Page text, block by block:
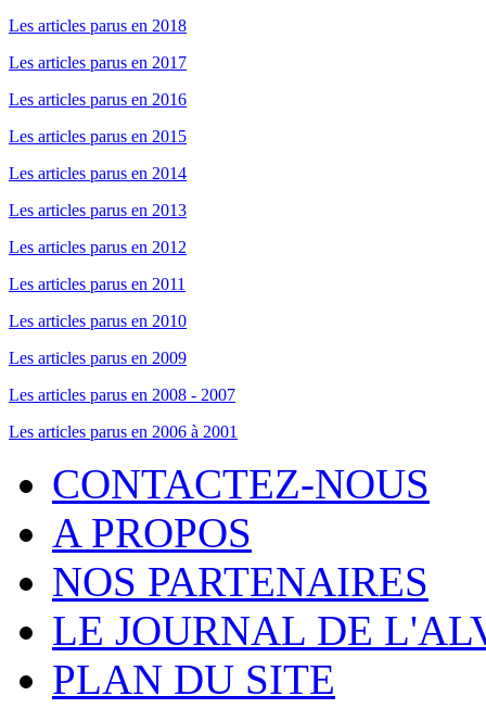
Les articles parus en 2018
Les articles parus en 2017
Les articles parus en 2016
Les articles parus en 2015
Les articles parus en 2014
Les articles parus en 2013
Les articles parus en 2012
Les articles parus en 2011
Les articles parus en 2010
Les articles parus en 2009
Les articles parus en 2008 - 2007
Les articles parus en 2006 à 2001
CONTACTEZ-NOUS
A PROPOS
NOS PARTENAIRES
LE JOURNAL DE
PLAN DU SITE